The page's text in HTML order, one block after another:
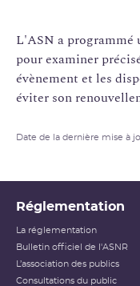
L'ASN a programmé
pour examiner
évènement et les
éviter son
Date de la dernière mise à
Réglementation
La réglementation
Bulletin officiel de l'ASNR
L’association des publics
Consultations du public